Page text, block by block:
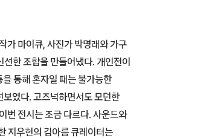
가 마이큐, 사진가 박명래와 가구
한 조합을 만들어냈다. 개인전이
통해 혼자일 때는 불가능한
보였다. 고즈넉하면서도 모던한
번 전시는 조금 다르다. 사운드와
지우헌의 김아름 큐레이터는